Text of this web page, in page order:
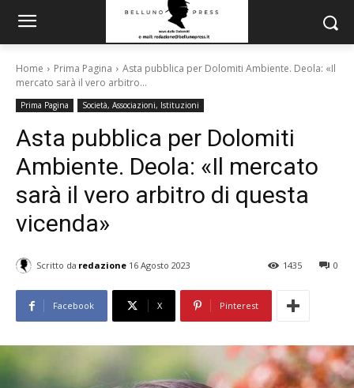
Home Prima Pagina
Asta pubblica per Dolomiti Ambiente. Deola: «Il
mercato sarà il vero arbitro...
Prima Pagina Società, Associazioni, Istituzioni
Asta pubblica per Dolomiti
Ambiente. Deola: «Il mercato
sarà il vero arbitro di questa
vicenda»
Scritto da redazione 16 Agosto 2023 0
1435
Facebook X Pinterest